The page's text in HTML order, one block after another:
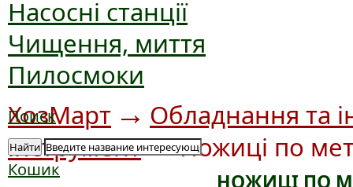
Насосні станції
Чищення, миття
Пилосмоки
Поиск
Найти
Кошик
ХозМарт → Обладнання та
інструмент→Ножиці по
НОЖИЦІ ПО